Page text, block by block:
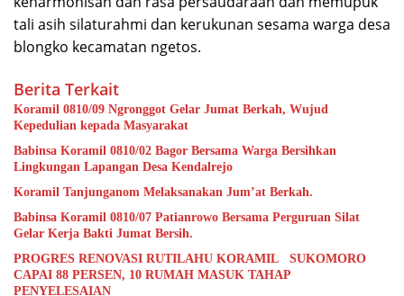
tali asih silaturahmi dan kerukunan sesama warga desa
blongko kecamatan ngetos.
Berita Terkait
Koramil 0810/09 Ngronggot Gelar Jumat Berkah, Wujud
Kepedulian kepada Masyarakat
Babinsa Koramil 0810/02 Bagor Bersama Warga Bersihkan
Lingkungan Lapangan Desa Kendalrejo
Koramil Tanjunganom Melaksanakan Jum’at Berkah.
Babinsa Koramil 0810/07 Patianrowo Bersama Perguruan Silat
Gelar Kerja Bakti Jumat Bersih.
PROGRES RENOVASI RUTILAHU KORAMIL SUKOMORO
CAPAI 88 PERSEN, 10 RUMAH MASUK TAHAP
PENYELESAIAN